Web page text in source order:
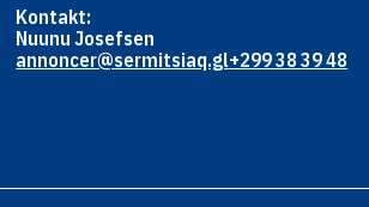
Kontakt:
Nuunu Josefsen
annoncer@sermitsiaq.gl+299 38 39 48